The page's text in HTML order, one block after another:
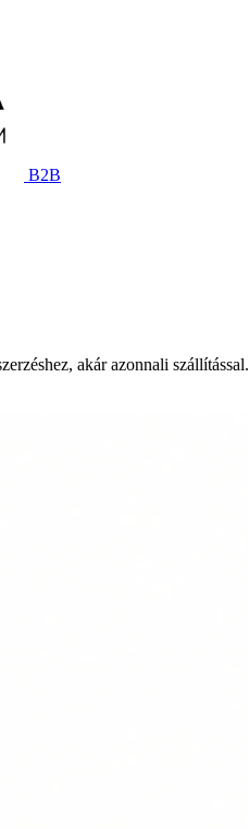
B2B
akár azonnali szállítással.